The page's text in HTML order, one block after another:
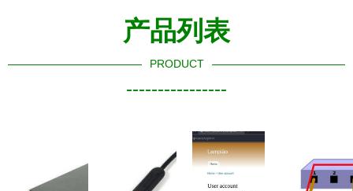
产品列表
PRODUCT
----------------